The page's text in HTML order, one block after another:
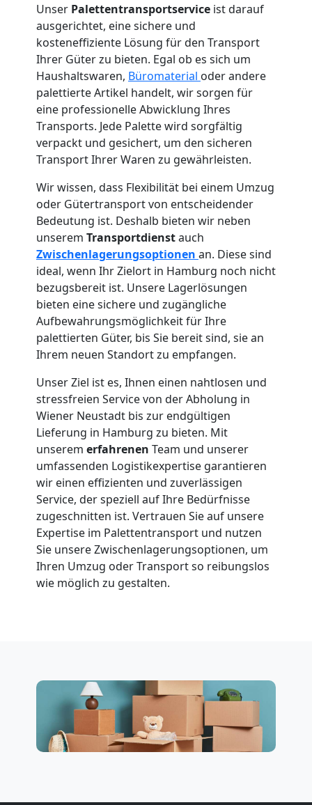
Unser Palettentransportservice ist darauf
ausgerichtet, eine sichere und
kosteneffiziente Lösung für den Transport
Ihrer Güter zu bieten. Egal ob es sich um
Haushaltswaren, Büromaterial oder andere
palettierte Artikel handelt, wir sorgen für
eine professionelle Abwicklung Ihres
Transports. Jede Palette wird sorgfältig
verpackt und gesichert, um den sicheren
Transport Ihrer Waren zu gewährleisten.
Wir wissen, dass Flexibilität bei einem Umzug
oder Gütertransport von entscheidender
Bedeutung ist. Deshalb bieten wir neben
unserem Transportdienstauch
Zwischenlagerungsoptionen an. Diese sind
ideal, wenn Ihr Zielort in Hamburg noch nicht
bezugsbereit ist. Unsere Lagerlösungen
bieten eine sichere und zugängliche
Aufbewahrungsmöglichkeit für Ihre
palettierten Güter, bis Sie bereit sind, sie an
Ihrem neuen Standort zu empfangen.
Unser Ziel ist es, Ihnen einen nahtlosen und
stressfreien Service von der Abholung in
Wiener Neustadt bis zur endgültigen
Lieferung in Hamburg zu bieten. Mit
unserem erfahrenen Team und unserer
umfassenden Logistikexpertise garantieren
wir einen effizienten und zuverlässigen
Service, der speziell auf Ihre Bedürfnisse
zugeschnitten ist. Vertrauen Sie auf unsere
Expertise im Palettentransport und nutzen
Sie unsere Zwischenlagerungsoptionen, um
Ihren Umzug oder Transport so reibungslos
wie möglich zu gestalten.
Qualitäts-
Umzüge
Wiener
Neustadt
Vereinsumzug
Wiener
Neustadt
Anfrage
Möbeltransport
National
Möbeltransport
International
Beiladung
National
Internationaler
Umzug